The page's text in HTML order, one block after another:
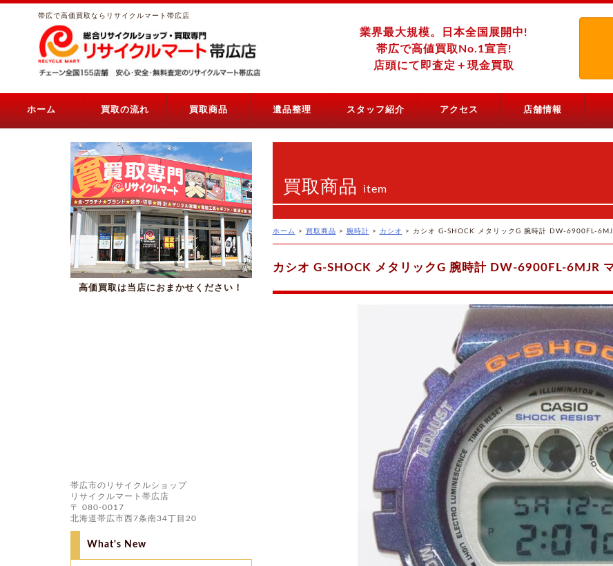
帯広で高価買取ならリサイクルマート帯広店
業界最大規模。日本全国展開中!
帯広で高値買取No.1宣言!
店頭にて即査定＋現金買取
ホーム 買取の流れ 買取商品 遺品整理 スタッフ紹介 アクセス 店舗情報
買取商品 item
ホーム > 買取商品 > 腕時計 > カシオ > カシオ G-SHOCK メタリックG 腕時計 DW-6900FL-
カシオ G-SHOCK メタリックG 腕時計 DW-6900FL-6MJR
高価買取は当店におまかせください！
帯広市のリサイクルショップ
リサイクルマート帯広店
〒 080-0017
北海道帯広市西7条南34丁目20
What's New